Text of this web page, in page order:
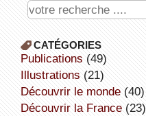
CATÉGORIES
publications (49)
illustrations (21)
découvrir le monde(40)
découvrir la France(23)